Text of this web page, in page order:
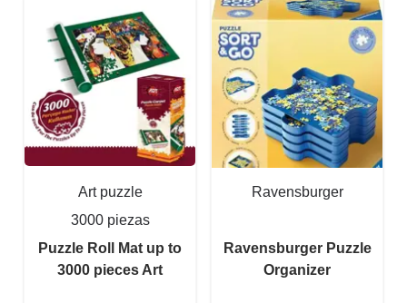
Art puzzle
3000 piezas
Puzzle Roll Mat up to
3000 pieces Art
Ravensburger
Ravensburger Puzzle
Organizer